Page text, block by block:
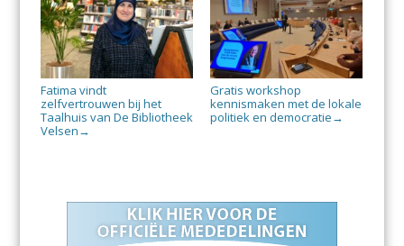
Fatima vindt
zelfvertrouwen bij het
Taalhuis van De Bibliotheek
Velsen →
Gratis workshop
kennismaken met de lokale
politiek en democratie →